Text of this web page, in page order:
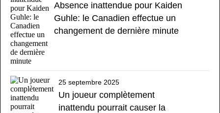
Absence inattendue pour Kaiden
Guhle: le Canadien effectue un
changement de dernière minute
25 septembre 2025
Un joueur complètement
inattendu pourrait causer la